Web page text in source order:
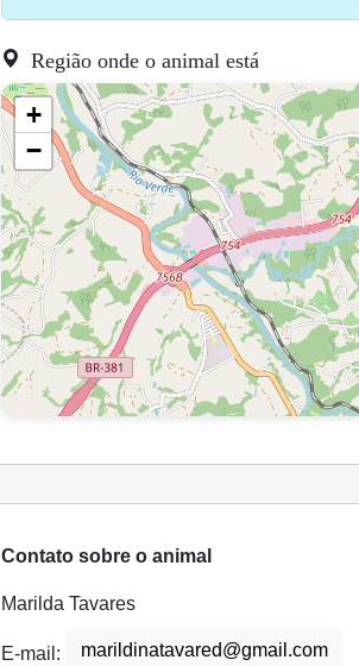
Região onde o animal está
+
−
Contato sobre o animal
Marilda Tavares
E-mail: marildinatavared@gmail.com